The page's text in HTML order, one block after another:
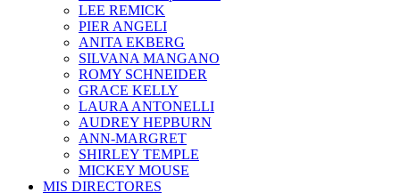
LEE REMICK
PIER ANGELI
ANITA EKBERG
SILVANA MANGANO
ROMY SCHNEIDER
GRACE KELLY
LAURA ANTONELLI
AUDREY HEPBURN
ANN-MARGRET
SHIRLEY TEMPLE
MICKEY MOUSE
MIS DIRECTORES